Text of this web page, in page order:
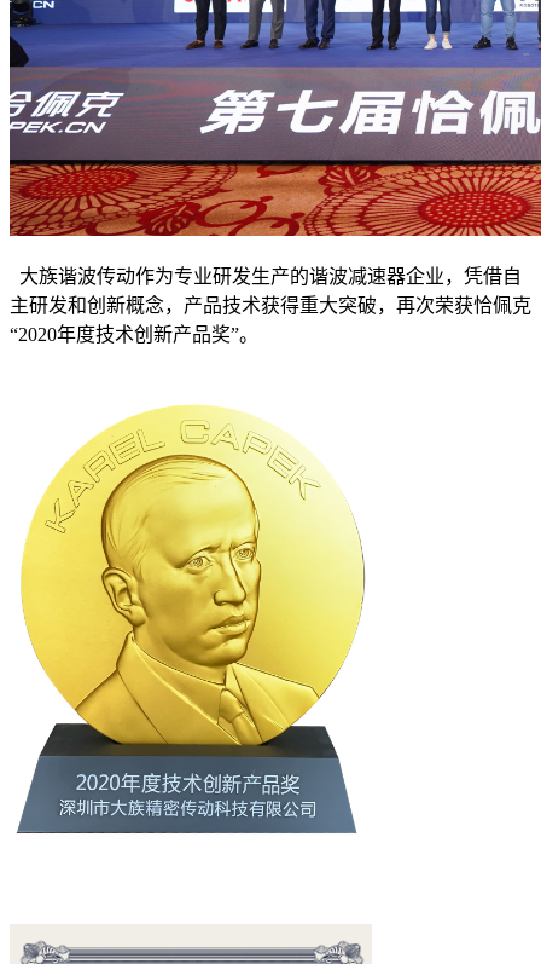
大族谐波传动作为专业研发生产的谐波减速器企业，凭借自
主研发和创新概念，产品技术获得重大突破，再次荣获恰佩克
“2020年度技术创新产品奖”。